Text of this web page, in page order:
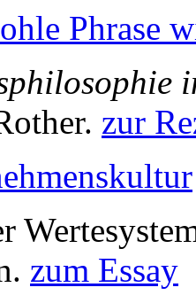
Phrase
zur
zum Essay